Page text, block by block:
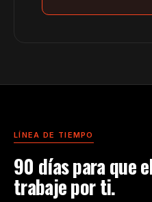
LÍNEA DE TIEMPO
90 días para que
trabaje por ti.